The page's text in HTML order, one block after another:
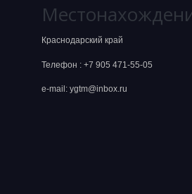
Краснодарский край
Телефон : +7 905 471-55-05
e-mail: ygtm@inbox.ru